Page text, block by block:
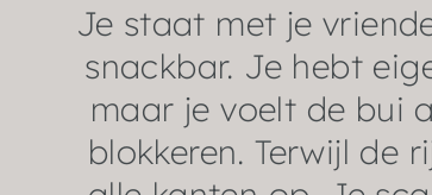
Je staat met je
snackbar. Je hebt
maar je voelt de bui
blokkeren. Terwijl de